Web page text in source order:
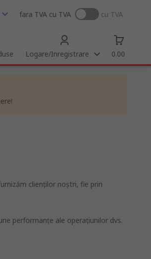
fara TVA cu TVA cu TVA
Logare/Inregistrare 0.00
clienților noștri, fie prin
performanţe ale operaţiunilor dvs.